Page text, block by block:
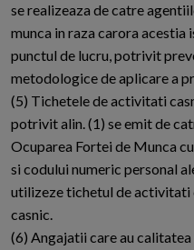
se realizeaza de catre
munca in raza carora acestia
punctul de lucru, potrivit
metodologice de aplicare a
(5) Tichetele de activitati
potrivit alin. (1) se emit de
Ocuparea Fortei de Munca
si codului numeric personal
utilizeze tichetul de activitati
casnic.
(6) Angajatii care au